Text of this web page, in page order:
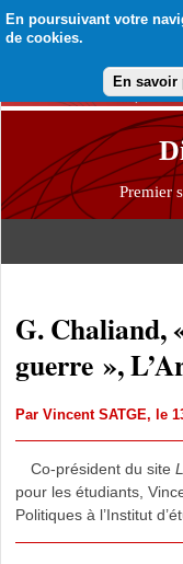
En poursuivant votre
de cookies.
En savoir
Premier
G. Chaliand,
guerre »,
Par Vincent SATGE, le
Co-président du site
pour les étudiants,
Politiques à l’Institut